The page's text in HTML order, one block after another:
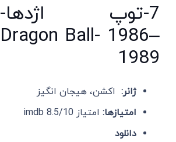
7-توپ اژدها-
Dragon Ball- 1986–
1989
ژانر: اکشن، هیجان انگیز
امتیازها: امتیاز imdb 8.5/10
دانلود